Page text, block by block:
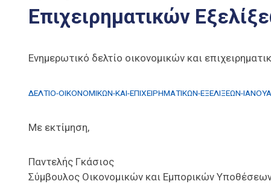
Επιχειρηματικών
Ενημερωτικό δελτίο οικονομικών και
ΔΕΛΤΙΟ-ΟΙΚΟΝΟΜΙΚΩΝ-ΚΑΙ-ΕΠΙΧΕΙΡΗΜΑΤΙΚΩΝ-ΕΞΕΛΙΞΕΩΝ-
Με εκτίμηση,
Παντελής Γκάσιος
Σύμβουλος Οικονομικών και Εμπορικών